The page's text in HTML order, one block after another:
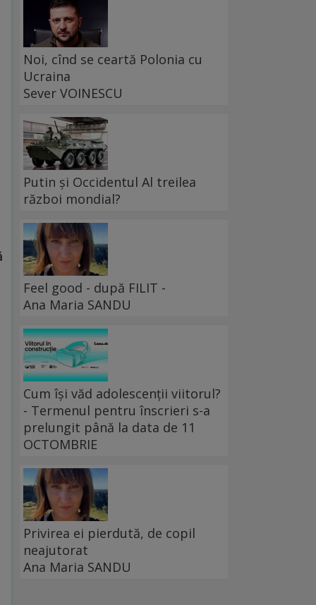
Noi, cînd se ceartă Polonia cu
Ucraina
Sever VOINESCU
Putin și Occidentul Al treilea
război mondial?
Feel good - după FILIT -
Ana Maria SANDU
Cum își văd adolescenții viitorul?
- Termenul pentru înscrieri s-a
prelungit până la data de 11
OCTOMBRIE
Privirea ei pierdută, de copil
neajutorat
Ana Maria SANDU